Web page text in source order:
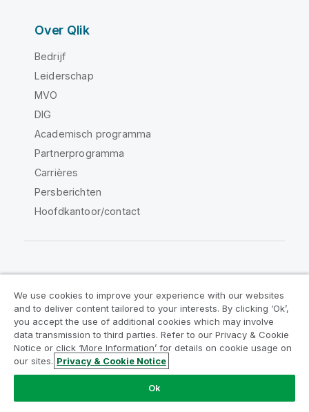
Over Qlik
Bedrijf
Leiderschap
MVO
DIG
Academisch programma
Partnerprogramma
Carrières
Persberichten
Hoofdkantoor/contact
Juridische overeenkomsten
Productvoorwaarden
Legal Policies
Legal Policies
Gebruiksvoorwaarden
Handelsmerken
Do Not Share My Info
Copyright © 1993-2026 QlikTech International AB. Alle
We use cookies to improve your experience with our websites
and to deliver content tailored to your interests. By clicking ‘Ok’,
you accept the use of additional cookies which may involve
data transmission to third parties. Refer to our Privacy & Cookie
Notice or click ‘More Information’ for details on cookie usage on
our sites. Privacy & Cookie Notice
Ok